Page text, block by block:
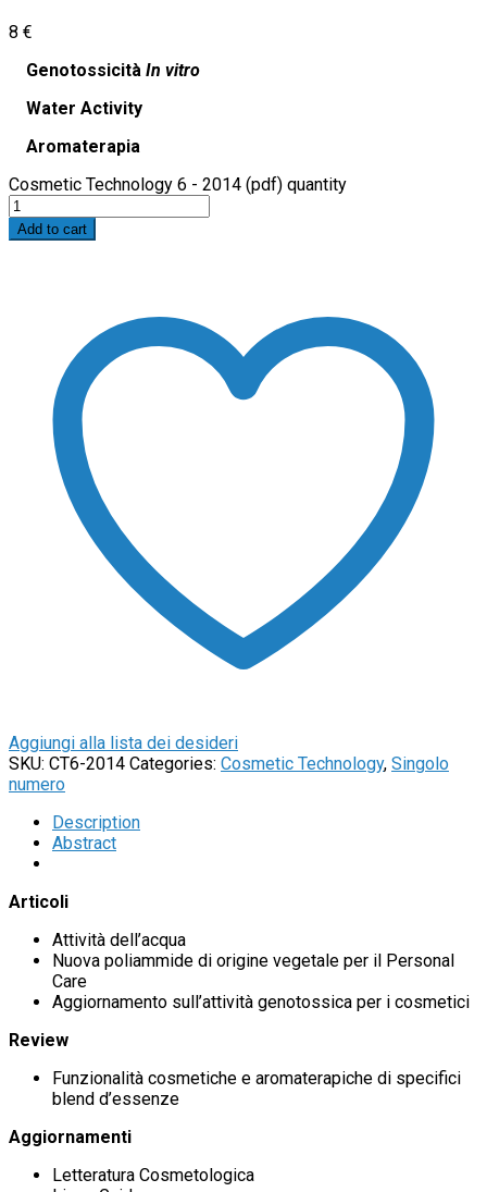
8 €
Genotossicità In vitro
Water Activity
Aromaterapia
Cosmetic Technology 6 - 2014 (pdf) quantity
Add to cart
Aggiungi alla lista dei desideri
SKU: CT6-2014 Categories: Cosmetic Technology, Singolo
numero
Description
Abstract
Articoli
Attività dell’acqua
Nuova poliammide di origine vegetale per il Personal
Care
Aggiornamento sull’attività genotossica per i cosmetici
Review
Funzionalità cosmetiche e aromaterapiche di specifici
blend d’essenze
Aggiornamenti
Letteratura Cosmetologica